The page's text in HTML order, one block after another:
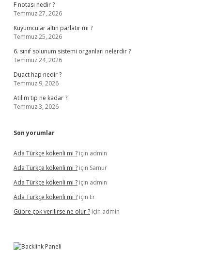
F notası nedir ?
Temmuz 27, 2026
Kuyumcular altın parlatır mı ?
Temmuz 25, 2026
6. sınıf solunum sistemi organları nelerdir ?
Temmuz 24, 2026
Duact hap nedir ?
Temmuz 9, 2026
Atılım tıp ne kadar ?
Temmuz 3, 2026
Son yorumlar
Ada Türkçe kökenli mi ? için admin
Ada Türkçe kökenli mi ? için Samur
Ada Türkçe kökenli mi ? için admin
Ada Türkçe kökenli mi ? için Er
Gübre çok verilirse ne olur ? için admin